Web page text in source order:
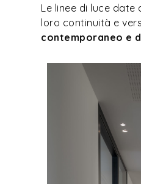
Le linee di luce date
loro continuità e
contemporaneo e